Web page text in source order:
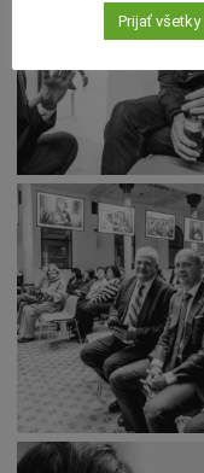
Prijať všetky